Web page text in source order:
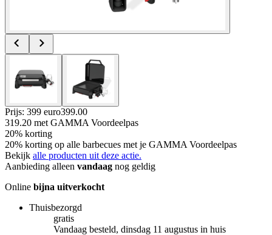
Prijs: 399 euro399.00
319.20 met GAMMA Voordeelpas
20% korting
20% korting op alle barbecues met je GAMMA Voordeelpas
Bekijk alle producten uit deze actie.
Aanbieding alleen vandaag nog geldig
Online bijna uitverkocht
Thuisbezorgd
gratis
Vandaag besteld, dinsdag 11 augustus in huis